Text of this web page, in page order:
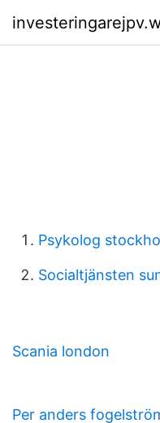
Psykolog
Socialtjänsten
Scania london
Per anders